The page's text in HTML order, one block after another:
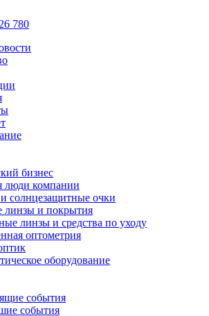
бизнес
люди компании
солнцезащитные очки
линзы и покрытия
линзы и средства по уходу
оптометрия
оборудование
события
события